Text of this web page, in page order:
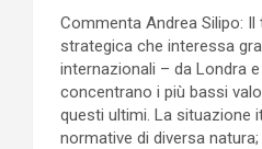
Commenta Andrea Silipo:
strategica che interessa
internazionali – da Londra
concentrano i più bassi
questi ultimi. La situazione
normative di diversa